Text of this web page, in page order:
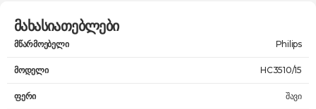
მახასიათებლები
მწარმოებელი Philips
მოდელი HC3510/15
ფერი შავი